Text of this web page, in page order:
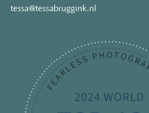
tessa@tessabruggink.nl